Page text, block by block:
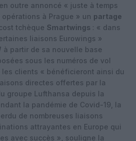
outre annoncé « juste à temps
à Prague » un partage
tchèque Smartwings : « dans
liaisons Eurowings »
à partir de sa nouvelle base
sous les numéros de vol
les clients « bénéficieront ainsi du
directes offertes par la
groupe Lufthansa depuis la
la pandémie de Covid-19, la
de nombreuses liaisons
attrayantes en Europe qui
avec succès », souligne la